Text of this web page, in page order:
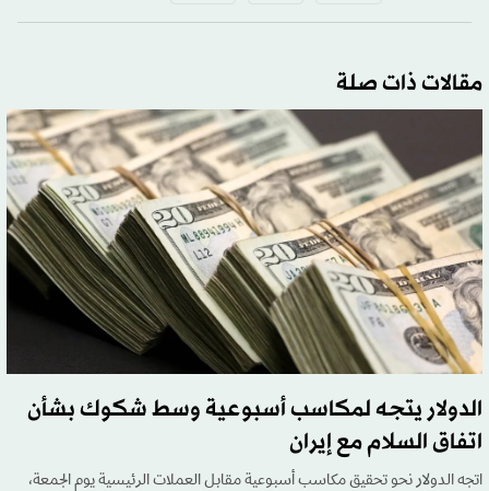
مقالات ذات صلة
الدولار يتجه لمكاسب أسبوعية وسط شكوك بشأن
اتفاق السلام مع إيران
اتجه الدولار نحو تحقيق مكاسب أسبوعية مقابل العملات الرئيسية يوم الجمعة،